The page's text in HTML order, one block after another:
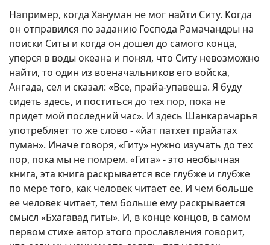
Например, когда Хануман не мог найти Ситу. Когда
он отправился по заданию Господа Рамачандры на
поиски Ситы и когда он дошел до самого конца,
уперся в воды океана и понял, что Ситу невозможно
найти, то один из военачальников его войска,
Ангада, сел и сказал: «Все, прайа-упавеша. Я буду
сидеть здесь, и поститься до тех пор, пока не
придет мой последний час». И здесь Шанкарачарья
употребляет то же слово - «йат патхет прайатах
пуман». Иначе говоря, «Гиту» нужно изучать до тех
пор, пока мы не помрем. «Гита» - это необычная
книга, эта книга раскрывается все глубже и глубже
по мере того, как человек читает ее. И чем больше
ее человек читает, тем больше ему раскрывается
смысл «Бхагавад гиты». И, в конце концов, в самом
первом стихе автор этого прославления говорит,